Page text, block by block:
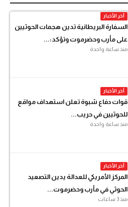
آخر الأخبار
السفارة البريطانية تدين هجمات الحوثيين
على مأرب وحضرموت وتؤكد:...
منذ ساعة واحدة
آخر الأخبار
قوات دفاع شبوة تعلن استهداف مواقع
للحوثيين في حريب...
منذ ساعة واحدة
آخر الأخبار
المركز الأمريكي للعدالة يدين التصعيد
الحوثي في مأرب وحضرموت...
منذ 3 ساعات